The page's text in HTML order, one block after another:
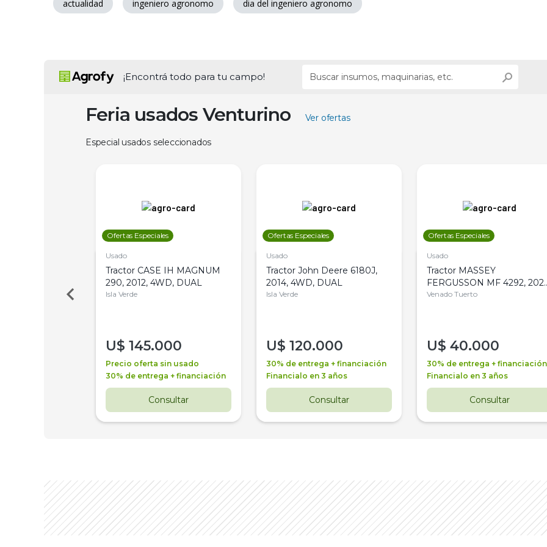
actualidad ingeniero agronomo dia del ingeniero agronomo
¡Encontrá todo para tu campo!
Feria usados Venturino Ver ofertas
Especial usados seleccionados
Ofertas Especiales
Usado
Tractor CASE IH MAGNUM
290, 2012, 4WD, DUAL
Isla Verde
U$ 145.000
Precio oferta sin usado
30% de entrega + financiación
Consultar
Ofertas Especiales
Usado
Tractor John Deere 6180J,
2014, 4WD, DUAL
Isla Verde
U$ 120.000
30% de entrega + financiación
Financialo en 3 años
Consultar
Ofertas Especiales
Usado
Tractor MASSEY
FERGUSSON MF 4292,
4WD, PATON
Venado Tuerto
U$ 40.000
30% de entrega + financiación
Financialo en 3 años
Consultar